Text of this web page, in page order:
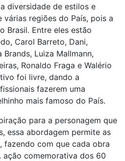
diversidade de estilos e
regiões do País, pois a
Brasil. Entre eles estão
Carol Barreto, Dani,
Brands, Luiza Mallmann,
Ronaldo Fraga e Walério
foi livre, dando a
fazerem uma
mais famoso do País.
para a personagem que
essa abordagem permite as
fazendo com que cada obra
ação comemorativa dos 60